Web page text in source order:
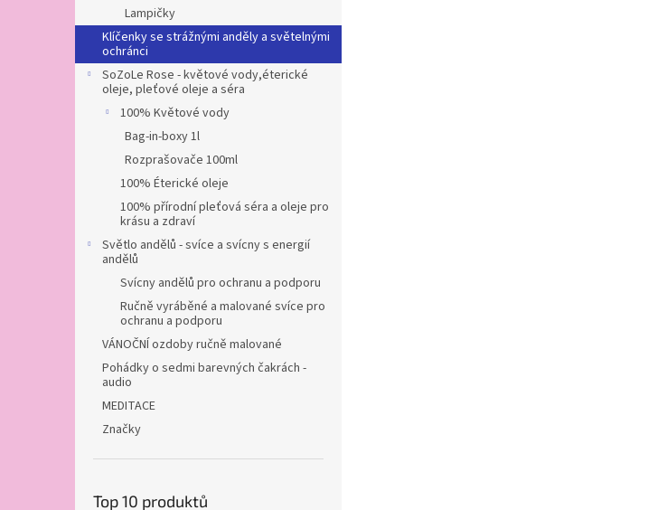
Lampičky
Klíčenky se strážnými anděly a světelnými
ochránci
SoZoLe Rose - květové vody,éterické
oleje, pleťové oleje a séra
100% Květové vody
Bag-in-boxy 1l
Rozprašovače 100ml
100% Éterické oleje
100% přírodní pleťová séra a oleje pro
krásu a zdraví
Světlo andělů - svíce a svícny s energií
andělů
Svícny andělů pro ochranu a podporu
Ručně vyráběné a malované svíce pro
ochranu a podporu
VÁNOČNÍ ozdoby ručně malované
Pohádky o sedmi barevných čakrách -
audio
MEDITACE
Značky
Top 10 produktů